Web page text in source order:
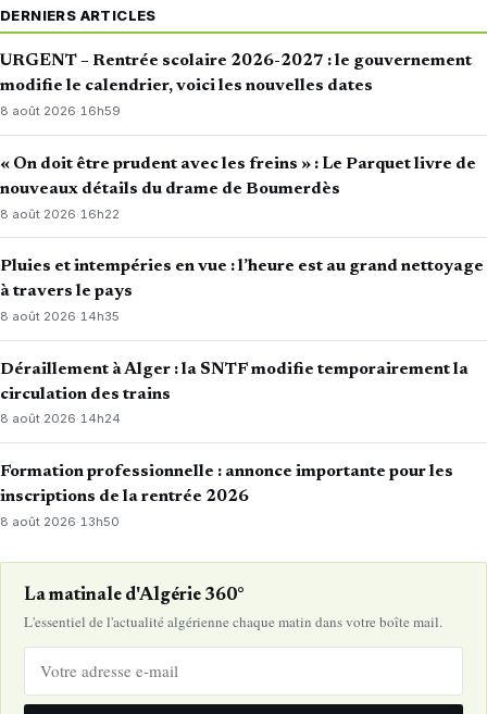
DERNIERS ARTICLES
URGENT – Rentrée scolaire 2026-2027 : le gouvernement
modifie le calendrier, voici les nouvelles dates
8 août 2026·16h59
« On doit être prudent avec les freins » : Le Parquet livre de
nouveaux détails du drame de Boumerdès
8 août 2026· 16h22
Pluies et intempéries en vue : l’heure est au grand nettoyage
à travers le pays
8 août 2026·14h35
Déraillement à Alger : la SNTF modifie temporairement la
circulation des trains
8 août 2026·14h24
Formation professionnelle : annonce importante pour les
inscriptions de la rentrée 2026
8 août 2026·13h50
La matinale d'Algérie 360°
L'essentiel de l'actualité algérienne chaque matin dans votre boîte mail.